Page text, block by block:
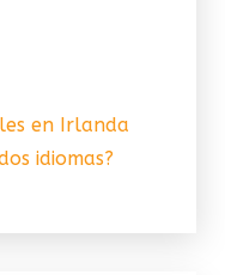
en Irlanda
idiomas?